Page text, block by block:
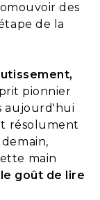
des
de la
pionnier
aujourd'hui
résolument
main
goût de lire